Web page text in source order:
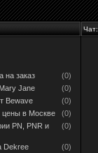
Чат:
на заказ
(0)
Jane
(0)
Bewave
(0)
цены в Москве
(0)
PN, PNR и
(0)
Dekree
(0)